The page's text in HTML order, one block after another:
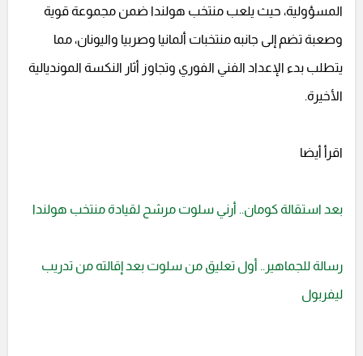
المسؤولية، حيث يلعب منتخب هولندا ضمن مجموعة قوية
وصعبة تضم إلى جانبه منتخبات ألمانيا وصربيا واليونان، مما
يتطلب بدء الإعداد الفني الفوري وتجاوز أثار النكسة المونديالية
الأخيرة.
اقرأ أيضا
بعد استقالة كومان.. أرني سلوت مرشح لقيادة منتخب هولندا
رسالة للجماهير.. أول تعليق من سلوت بعد إقالته من تدريب
ليفربول